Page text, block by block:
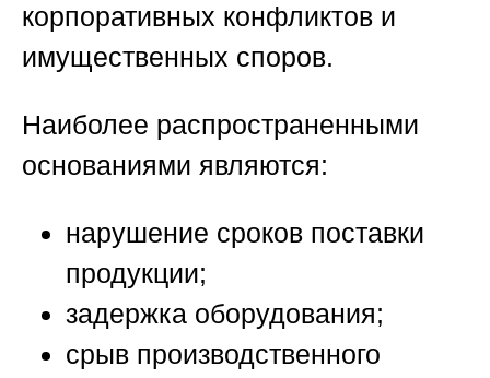
корпоративных конфликтов и
имущественных споров.
Наиболее распространенными
основаниями являются:
нарушение сроков поставки
продукции;
задержка оборудования;
срыв производственного